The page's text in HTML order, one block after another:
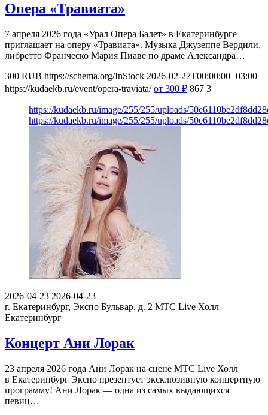
Опера «Травиата»
7 апреля 2026 года «Урал Опера Балет» в Екатеринбурге
приглашает на оперу «Травиата». Музыка Джузеппе Вердили,
либретто Франческо Мария Пиаве по драме Александра…
300 RUB https://schema.org/InStock 2026-02-27T00:00:00+03:00
https://kudaekb.ru/event/opera-traviata/ от 300 ₽ 867 3
https://kudaekb.ru/image/255/255/uploads/
https://kudaekb.ru/image/255/255/uploads/
2026-04-23 2026-04-23
г. Екатеринбург, Экспо Бульвар, д. 2 МТС Live Холл
Екатеринбург
Концерт Ани Лорак
23 апреля 2026 года Ани Лорак на сцене МТС Live Холл
в Екатеринбург Экспо презентует эксклюзивную концертную
программу! Ани Лорак — одна из самых выдающихся
певиц…